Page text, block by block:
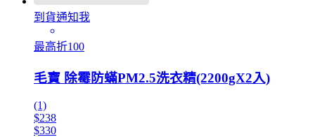
到貨通知我
最高折100
毛寶 除霉防蟎PM2.5洗衣精(2200gX2入)
(1)
$238
$330